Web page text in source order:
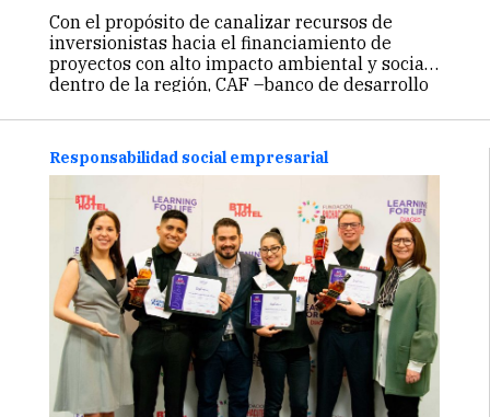
Con el propósito de canalizar recursos de
inversionistas hacia el financiamiento de
proyectos con alto impacto ambiental y social
dentro de la región, CAF –banco de desarrollo
colocación de ‘Bonos Verdes’ por un monto
Continuar
Responsabilidad social empresarial